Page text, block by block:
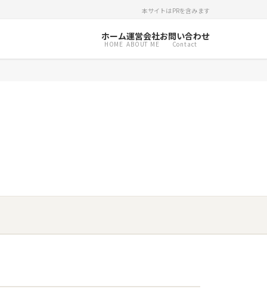
本サイトはPRを含みます
ホーム
HOME
運営会社
ABOUT ME
お問い合わせ
Contact